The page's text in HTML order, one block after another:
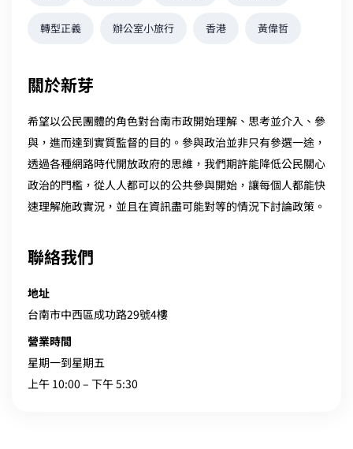
轉型正義 辦公室小旅行 香港 黃偉哲
關於新芽
希望以公民團體的角色對台南市政開始理解、思考並介入、參
與，進而達到實質監督的目的。參與政治並非只有參選一途，
透過各種網路時代開放政府的思維，我們期許能降低公民關心
政治的門檻，從人人都可以的公共參與開始，讓每個人都能快
速理解施政實況，並且在資訊盡可能對等的情況下討論政策。
聯絡我們
地址
台南市中西區成功路29號4樓
營業時間
星期一到星期五
上午 10:00 – 下午 5:30